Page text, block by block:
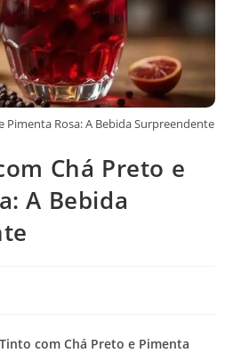
Pimenta Rosa: A Bebida Surpreendente
Chá Preto e
A Bebida
com Chá Preto e Pimenta